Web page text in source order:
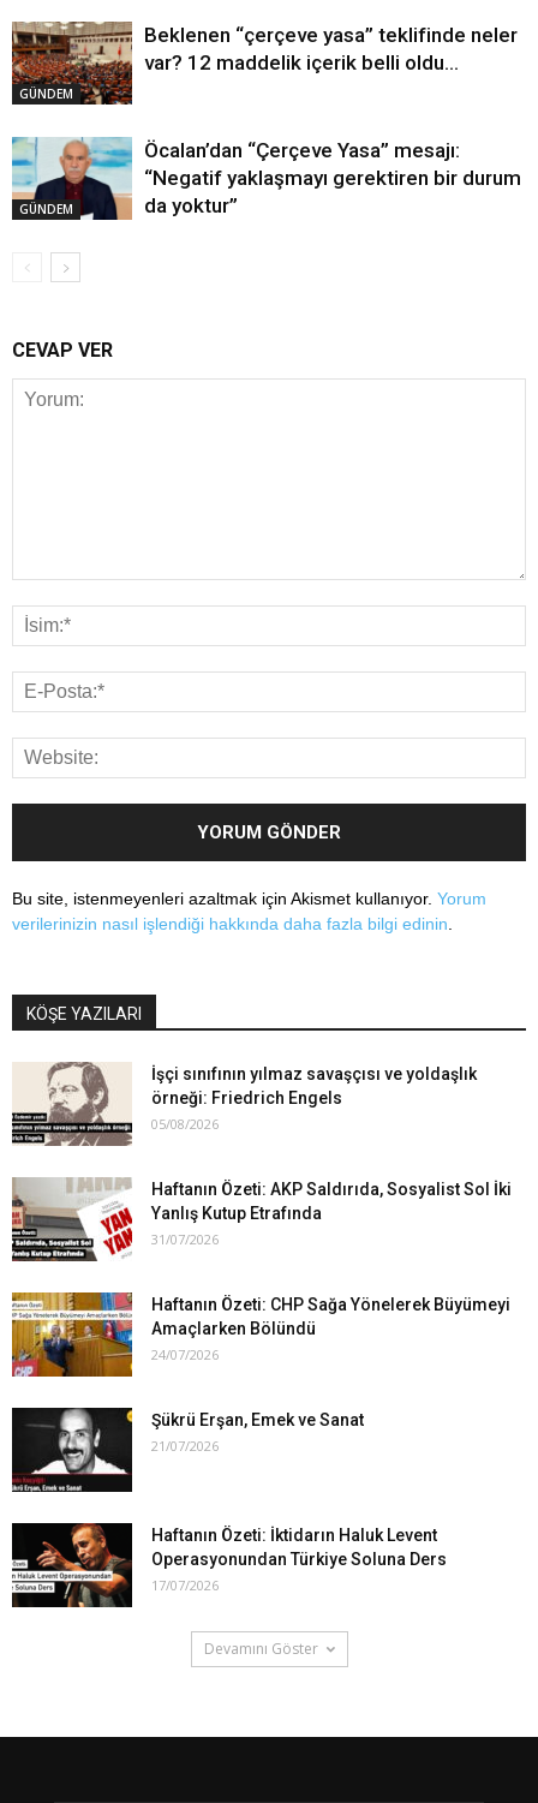
GÜNDEM
Beklenen “çerçeve yasa” teklifinde neler
var? 12 maddelik içerik belli oldu…
GÜNDEM
Öcalan’dan “Çerçeve Yasa” mesajı:
“Negatif yaklaşmayı gerektiren bir durum
da yoktur”
CEVAP VER
Bu site, istenmeyenleri azaltmak için Akismet kullanıyor. Yorum
verilerinizin nasıl işlendiği hakkında daha fazla bilgi edinin
KÖŞE YAZILARI
İşçi sınıfının yılmaz savaşçısı ve yoldaşlık
örneği: Friedrich Engels
05/08/2026
Haftanın Özeti: AKP Saldırıda, Sosyalist Sol İki
Yanlış Kutup Etrafında
31/07/2026
Haftanın Özeti: CHP Sağa Yönelerek Büyümeyi
Amaçlarken Bölündü
24/07/2026
Şükrü Erşan, Emek ve Sanat
21/07/2026
Haftanın Özeti: İktidarın Haluk Levent
Operasyonundan Türkiye Soluna Ders
17/07/2026
Devamını Göster